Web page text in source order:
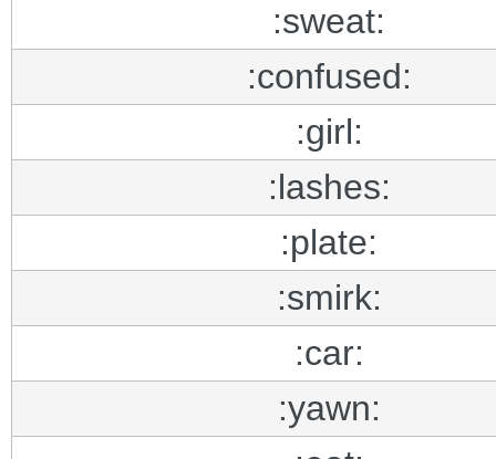
:sweat:
:confused:
:girl:
:lashes:
:plate:
:smirk:
:car:
:yawn: